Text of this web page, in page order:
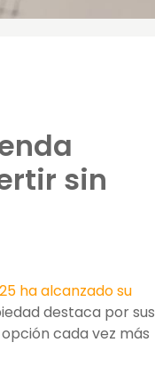
sin
ha alcanzado su
destaca por sus
cada vez más